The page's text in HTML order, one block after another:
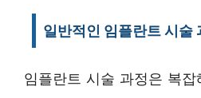
일반적인 임플란트 시술
임플란트 시술 과정은 복